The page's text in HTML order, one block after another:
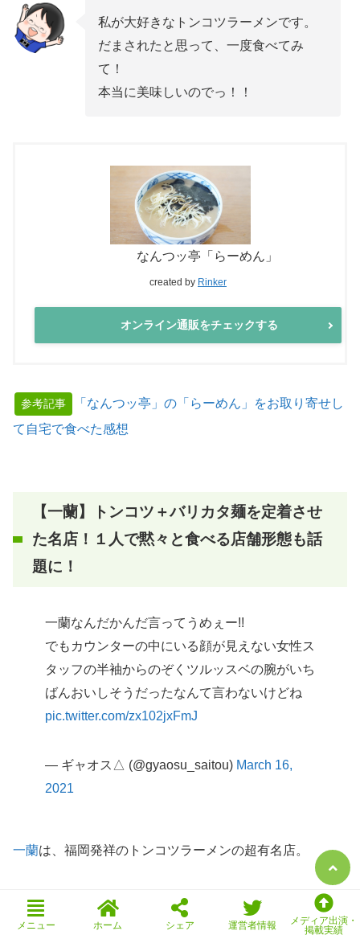
私が大好きなトンコツラーメンです。
だまされたと思って、一度食べてみ
て！
本当に美味しいのでっ！！
なんつッ亭「らーめん」
created by Rinker
オンライン通販をチェックする
参考記事
「なんつッ亭」の「らーめん」をお取り寄せし
て自宅で食べた感想
【一蘭】トンコツ＋バリカタ麺を定着させ
た名店！１人で黙々と食べる店舗形態も話
題に！
一蘭なんだかんだ言ってうめぇー!!
でもカウンターの中にいる顔が見えない女性ス
タッフの半袖からのぞくツルッスベの腕がいち
ばんおいしそうだったなんて言わないけどね
pic.twitter.com/zx102jxFmJ
— ギャオス△ (@gyaosu_saitou) March 16,
2021
一蘭は、福岡発祥のトンコツラーメンの超有名店。
今では、全国にチェーン展開されるほど人気になりまし
た。
メニュー ホーム シェア 運営者情報
メディア出演・
掲載実績